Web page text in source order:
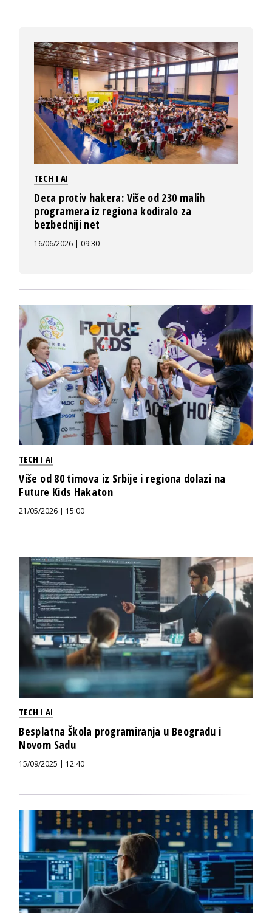
TECH I AI
Deca protiv hakera: Više od 230 malih
programera iz regiona kodiralo za
bezbedniji net
16/06/2026 | 09:30
TECH I AI
Više od 80 timova iz Srbije i regiona dolazi na
Future Kids Hakaton
21/05/2026 | 15:00
TECH I AI
Besplatna Škola programiranja u Beogradu i
Novom Sadu
15/09/2025 | 12:40